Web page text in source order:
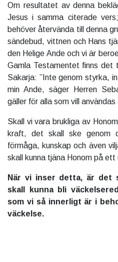
Om resultatet av denna
Jesus i samma citerade
behöver återvända till denna
sändebud, vittnen och Hans
den Helige Ande och vi är
Gamla Testamentet finns
Sakarja: ”Inte genom styrka,
min Ande, säger Herren
gäller för alla som vill
Skall vi vara brukliga av
kraft, det skall ske genom
förmåga, kunskap och även
skall kunna tjäna Honom på
När vi inser detta, är det
skall kunna bli
som vi så innerligt är i
väckelse.